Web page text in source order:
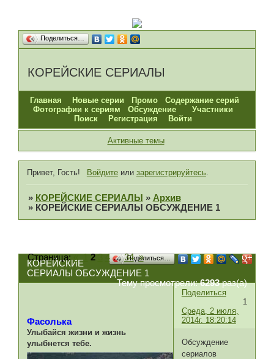
Поделиться…
КОРЕЙСКИЕ СЕРИАЛЫ
Главная Новые серии Промо
Содержание серий
Фотографии к сериям
Обсуждение
Участники
Поиск
Регистрация Войти
Активные темы
Привет, Гость! Войдитеили зарегистрируйтесь.
» КОРЕЙСКИЕ СЕРИАЛЫ » Архив
» КОРЕЙСКИЕ СЕРИАЛЫ ОБСУЖДЕНИЕ 1
Поделиться…
КОРЕЙСКИЕ
СЕРИАЛЫ ОБСУЖДЕНИЕ 1
Тему просмотрели:6293раз(а)
Страница:« 1 2 3 4 … 34 »
Поделиться
1
Среда, 2 июля,
2014г. 18:20:14
Фасолька
Улыбайся жизни и жизнь
улыбнется тебе.
Обсуждение
сериалов